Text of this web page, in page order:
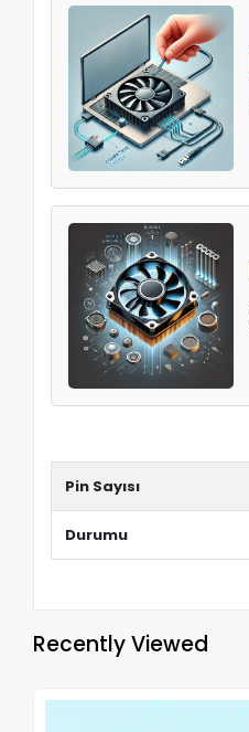
Pin Sayısı
Durumu
Recently Viewed